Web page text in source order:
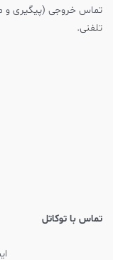
تماس خروجی (پیگیری و
تلفنی.
تماس با توکاتل